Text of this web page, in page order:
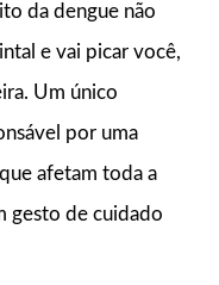
da dengue não
e vai picar você,
Um único
por uma
afetam toda a
gesto de cuidado